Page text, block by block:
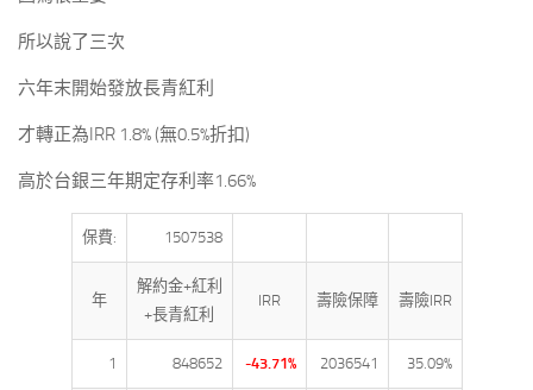
所以說了三次
六年末開始發放長青紅利
才轉正為IRR 1.8% (無0.5%折扣)
高於台銀三年期定存利率1.66%
保費: 1507538
年
解約金+紅利
+長青紅利
IRR 壽險保障 壽險IRR
1 848652 -43.71% 2036541 35.09%